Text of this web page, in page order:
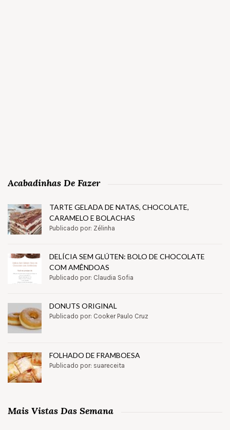
Acabadinhas De Fazer
TARTE GELADA DE NATAS, CHOCOLATE,
CARAMELO E BOLACHAS
Publicado por: Zélinha
DELÍCIA SEM GLÚTEN: BOLO DE CHOCOLATE
COM AMÊNDOAS
Publicado por: Claudia Sofia
DONUTS ORIGINAL
Publicado por: Cooker Paulo Cruz
FOLHADO DE FRAMBOESA
Publicado por: suareceita
Mais Vistas Das Semana